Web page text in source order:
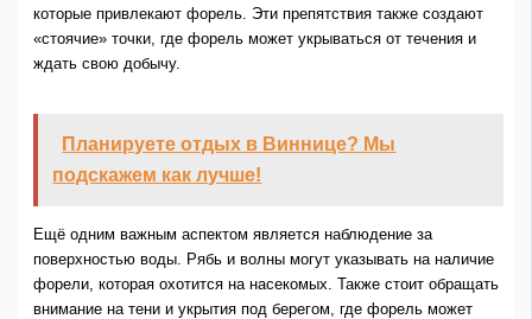
которые привлекают форель. Эти препятствия также создают
«стоячие» точки, где форель может укрываться от течения и
ждать свою добычу.
Планируете отдых в Виннице? Мы
подскажем как лучше!
Ещё одним важным аспектом является наблюдение за
поверхностью воды. Рябь и волны могут указывать на наличие
форели, которая охотится на насекомых. Также стоит обращать
внимание на тени и укрытия под берегом, где форель может